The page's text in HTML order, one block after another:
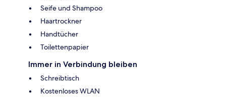
Seife und Shampoo
Haartrockner
Handtücher
Toilettenpapier
Immer in Verbindung bleiben
Schreibtisch
Kostenloses WLAN